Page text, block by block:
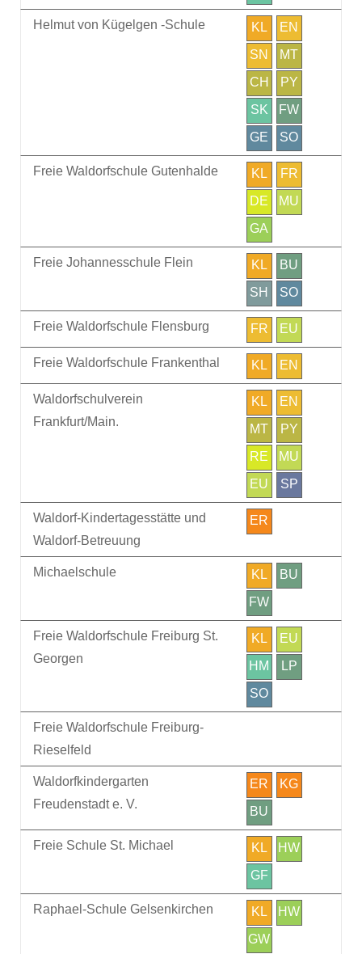
Helmut von Kügelgen -Schule KL
EN
SN
MT
CH
PY
SK
FW
GE
SO
Freie Waldorfschule Gutenhalde KL
FR
DE
MU
GA
Freie Johannesschule Flein KL
BU
SH
SO
Freie Waldorfschule Flensburg FR EU
Freie Waldorfschule Frankenthal KL EN
Waldorfschulverein
Frankfurt/Main.
KL
EN
MT
PY
RE
MU
EU
SP
Waldorf-Kindertagesstätte und
Waldorf-Betreuung
ER
Michaelschule KL
BU
FW
Freie Waldorfschule Freiburg St.
Georgen
KL
EU
HM
LP
SO
Freie Waldorfschule Freiburg-
Rieselfeld
Waldorfkindergarten
Freudenstadt e. V.
ER
KG
BU
Freie Schule St. Michael KL
HW
GF
Raphael-Schule Gelsenkirchen KL
HW
GW